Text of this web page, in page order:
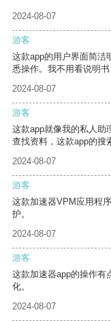
2024-08-07
游客
这款app的用户界面简洁
悉操作。我不用看说明书
2024-08-07
游客
这款app就像我的私人助
查找资料，这款app的搜
2024-08-07
游客
这款加速器VPM应用程
护。
2024-08-07
游客
这款加速器app的操作有
化。
2024-08-07